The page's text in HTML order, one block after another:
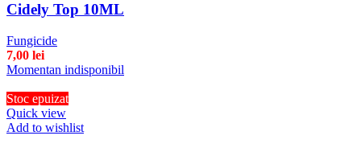
Cidely Top 10ML
Fungicide
7,00 lei
Momentan indisponibil
Stoc epuizat
Quick view
Add to wishlist